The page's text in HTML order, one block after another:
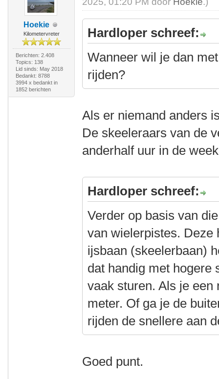
Hoekie
Kilometervreter
Berichten: 2.408
Topics: 138
Lid sinds: May 2018
Bedankt: 8788
3994 x bedankt in
1852 berichten
Hardloper schreef:
Wanneer wil je dan
rijden?
Als er niemand anders
De skeeleraars van de
anderhalf uur in de
Hardloper schreef:
Verder op basis van
van wielerpistes. Deze
ijsbaan (skeelerbaan)
dat handig met hogere
vaak sturen. Als je een
meter. Of ga je de
rijden de snellere aan
Goed punt.